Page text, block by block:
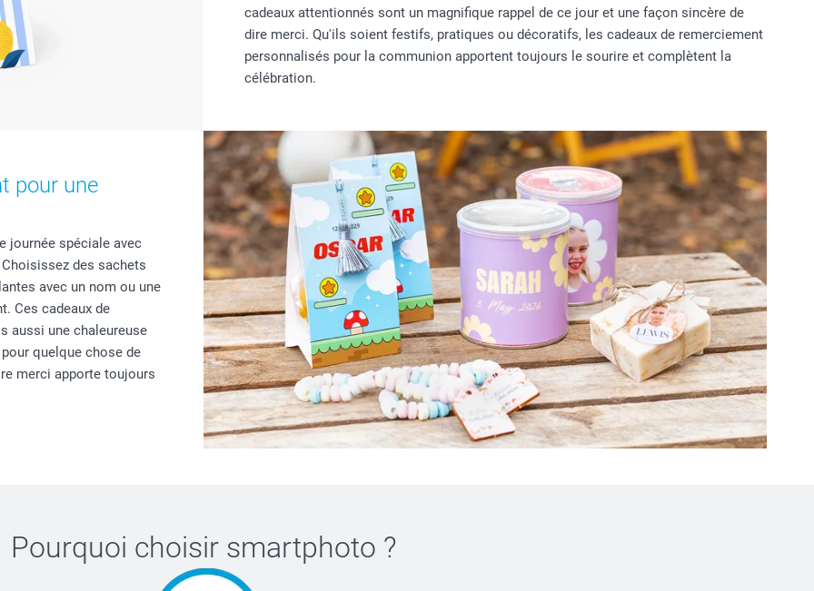
cadeaux attentionnés sont un magnifique rappel de ce jour et une façon sincère de
dire merci. Qu'ils soient festifs, pratiques ou décoratifs, les cadeaux de remerciement
personnalisés pour la communion apportent toujours le sourire et complètent la
célébration.
pour une
journée spéciale avec
des sachets
avec un nom ou une
Ces cadeaux de
aussi une chaleureuse
quelque chose de
merci apporte toujours
Pourquoi choisir smartphoto ?